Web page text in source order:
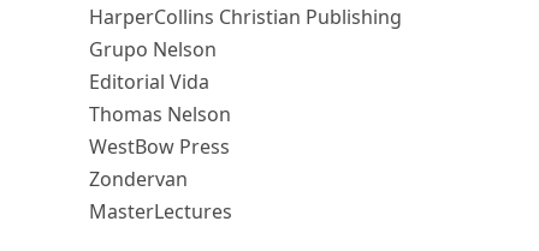
HarperCollins Christian Publishing
Grupo Nelson
Editorial Vida
Thomas Nelson
WestBow Press
Zondervan
MasterLectures